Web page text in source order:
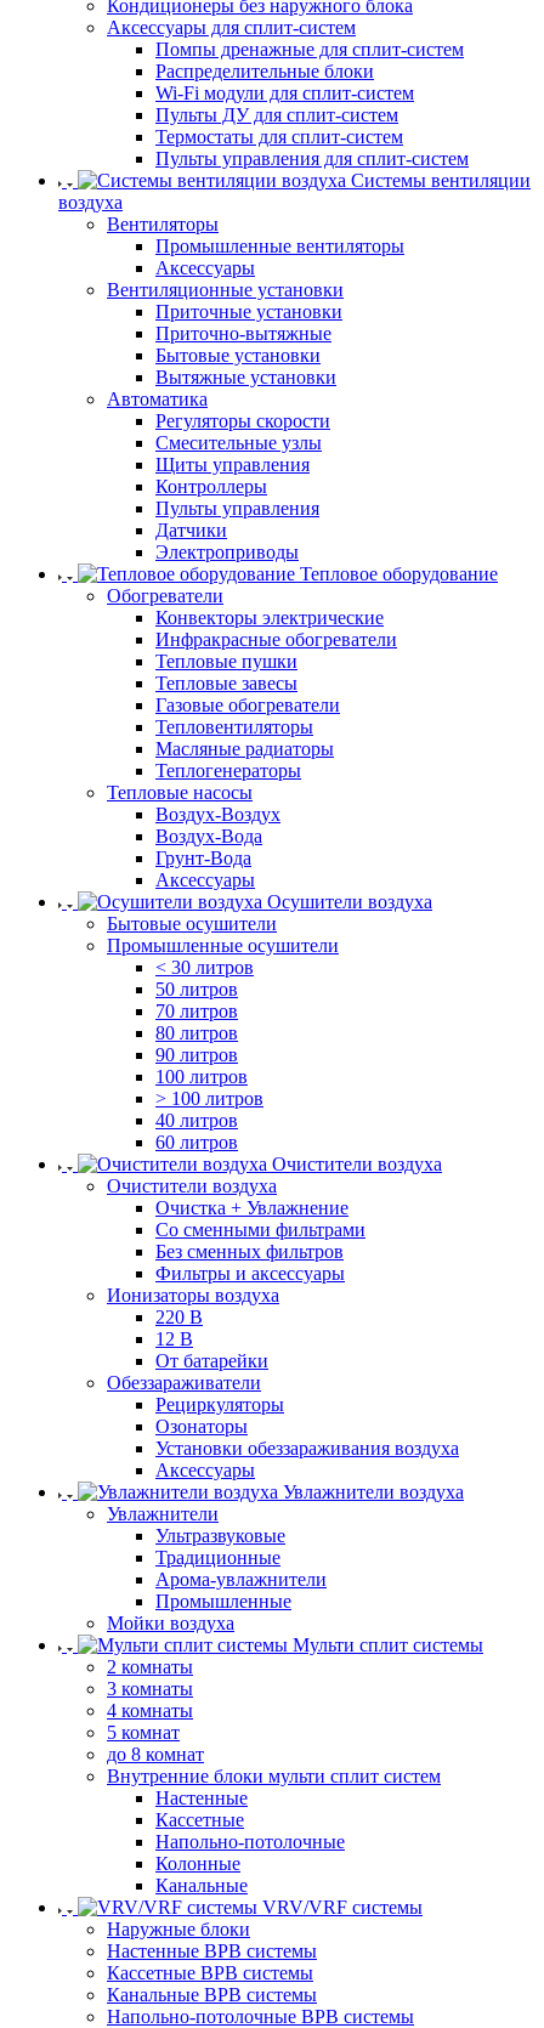
Кондиционеры без наружного блока
Аксессуары для сплит-систем
Помпы дренажные для сплит-систем
Распределительные блоки
Wi-Fi модули для сплит-систем
Пульты ДУ для сплит-систем
Термостаты для сплит-систем
Пульты управления для сплит-систем
Системы вентиляции
воздуха
Вентиляторы
Промышленные вентиляторы
Аксессуары
Вентиляционные установки
Приточные установки
Приточно-вытяжные
Бытовые установки
Вытяжные установки
Автоматика
Регуляторы скорости
Смесительные узлы
Щиты управления
Контроллеры
Пульты управления
Датчики
Электроприводы
Тепловое оборудование
Обогреватели
Конвекторы электрические
Инфракрасные обогреватели
Тепловые пушки
Тепловые завесы
Газовые обогреватели
Тепловентиляторы
Масляные радиаторы
Теплогенераторы
Тепловые насосы
Воздух-Воздух
Воздух-Вода
Грунт-Вода
Аксессуары
Осушители воздуха
Бытовые осушители
Промышленные осушители
< 30 литров
50 литров
70 литров
80 литров
90 литров
100 литров
> 100 литров
40 литров
60 литров
Очистители воздуха
Очистители воздуха
Очистка + Увлажнение
Cо сменными фильтрами
Без сменных фильтров
Фильтры и аксессуары
Ионизаторы воздуха
220 В
12 В
От батарейки
Обеззараживатели
Рециркуляторы
Озонаторы
Установки обеззараживания воздуха
Аксессуары
Увлажнители воздуха
Увлажнители
Ультразвуковые
Традиционные
Арома-увлажнители
Промышленные
Мойки воздуха
Мульти сплит системы
2 комнаты
3 комнаты
4 комнаты
5 комнат
до 8 комнат
Внутренние блоки мульти сплит систем
Настенные
Кассетные
Напольно-потолочные
Колонные
Канальные
VRV/VRF системы
Наружные блоки
Настенные ВРВ системы
Кассетные ВРВ системы
Канальные ВРВ системы
Напольно-потолочные ВРВ системы